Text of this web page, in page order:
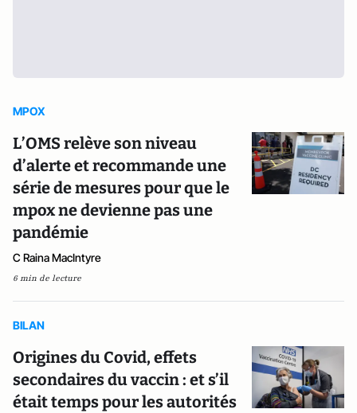
MPOX
L’OMS relève son niveau
d’alerte et recommande une
série de mesures pour que le
mpox ne devienne pas une
pandémie
C Raina MacIntyre
6 min de lecture
BILAN
Origines du Covid, effets
secondaires du vaccin : et s’il
était temps pour les autorités